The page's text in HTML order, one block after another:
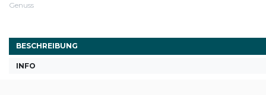
Genuss
BESCHREIBUNG
INFO